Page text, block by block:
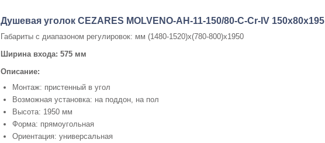
Душевая уголок CEZARES MOLVENO-AH-11-150/80-C-Cr-IV 150x80x195
Габариты с диапазоном регулировок: мм (1480-1520)x(780-800)x1950
Ширина входа: 575 мм
Описание:
Монтаж: пристенный в угол
Возможная установка: на поддон, на пол
Высота: 1950 мм
Форма: прямоугольная
Ориентация: универсальная